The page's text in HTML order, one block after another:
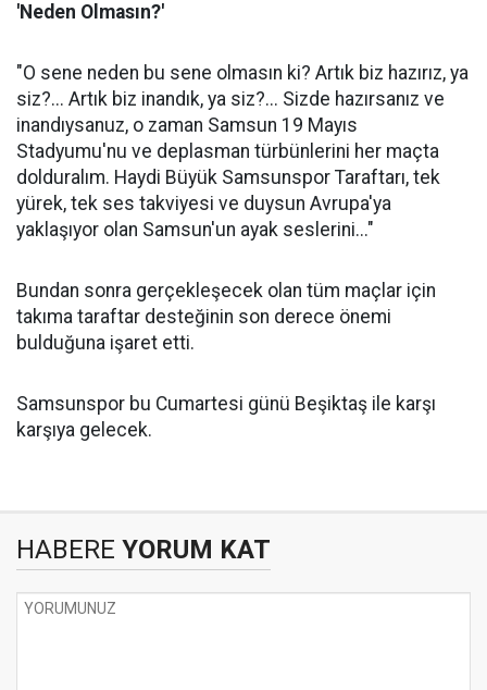
'Neden Olmasın?'
"O sene neden bu sene olmasın ki? Artık biz hazırız, ya
siz?... Artık biz inandık, ya siz?... Sizde hazırsanız ve
inandıysanuz, o zaman Samsun 19 Mayıs
Stadyumu'nu ve deplasman türbünlerini her maçta
dolduralım. Haydi Büyük Samsunspor Taraftarı, tek
yürek, tek ses takviyesi ve duysun Avrupa'ya
yaklaşıyor olan Samsun'un ayak seslerini..."
Bundan sonra gerçekleşecek olan tüm maçlar için
takıma taraftar desteğinin son derece önemi
bulduğuna işaret etti.
Samsunspor bu Cumartesi günü Beşiktaş ile karşı
karşıya gelecek.
HABERE YORUM KAT